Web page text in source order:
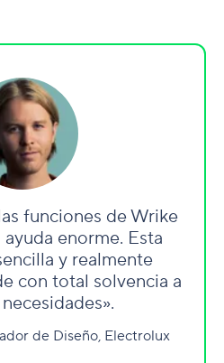
funciones de Wrike
ayuda enorme. Esta
y realmente
con total solvencia a
de Diseño, Electrolux